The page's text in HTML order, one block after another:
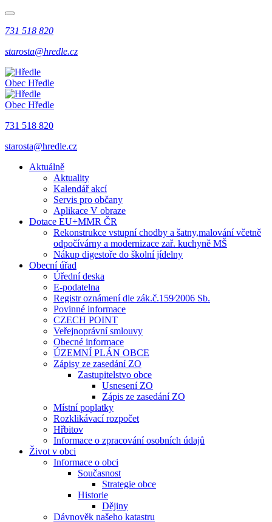
731 518 820
starosta@hredle.cz
Obec Hředle
Obec Hředle
731 518 820
starosta@hredle.cz
Aktuálně
Aktuality
Kalendář akcí
Servis pro občany
Aplikace V obraze
Dotace EU+MMR ČR
Rekonstrukce vstupní chodby a šatny,malování včetně
odpočívárny a modernizace zař. kuchyně MŠ
Nákup digestoře do školní jídelny
Obecní úřad
Úřední deska
E-podatelna
Registr oznámení dle zák.č.159⁄2006 Sb.
Povinné informace
CZECH POINT
Veřejnoprávní smlouvy
Obecné informace
ÚZEMNÍ PLÁN OBCE
Zápisy ze zasedání ZO
Zastupitelstvo obce
Usnesení ZO
Zápis ze zasedání ZO
Místní poplatky
Rozklikávací rozpočet
Hřbitov
Informace o zpracování osobních údajů
Život v obci
Informace o obci
Současnost
Strategie obce
Historie
Dějiny
Dávnověk našeho katastru